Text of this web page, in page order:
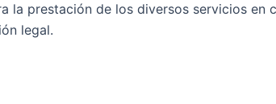
la prestación de los diversos servicios en
legal.